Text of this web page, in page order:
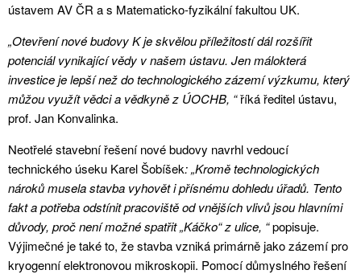
ústavem AV ČR a s Matematicko-fyzikální fakultou UK.
„Otevření nové budovy K je skvělou příležitostí dál rozšířit
potenciál vynikající vědy v našem ústavu. Jen málokterá
investice je lepší než do technologického zázemí výzkumu, který
můžou využít vědci a vědkyně z ÚOCHB, “říká ředitel ústavu,
prof. Jan Konvalinka.
Neotřelé stavební řešení nové budovy navrhl vedoucí
technického úseku Karel Šobíšek: „Kromě technologických
nároků musela stavba vyhovět i přísnému dohledu úřadů. Tento
fakt a potřeba odstínit pracoviště od vnějších vlivů jsou hlavními
důvody, proč není možné spatřit „Káčko“ z ulice, “popisuje.
Výjimečné je také to, že stavba vzniká primárně jako zázemí pro
kryogenní elektronovou mikroskopii. Pomocí důmyslného řešení